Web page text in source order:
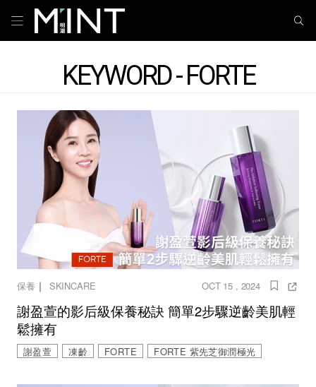
KEYWORD - FORTE
保養 ｜ SKINCARE OCT 15 , 2024
謝盈萱的影后級保養秘訣 簡單2步驟逆齡美肌輕
鬆擁有
謝盈萱 凍齡 FORTE FORTE 紫先芝御潤極光